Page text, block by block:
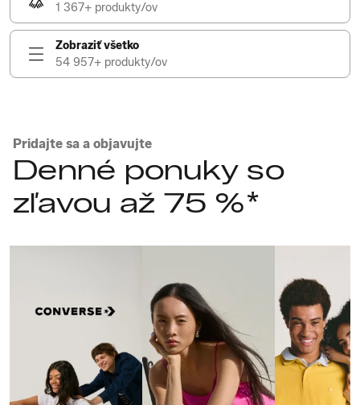
1 367+ produkty/ov
Zobraziť všetko
54 957+ produkty/ov
Pridajte sa a objavujte
Denné ponuky so
zľavou až 75 %*